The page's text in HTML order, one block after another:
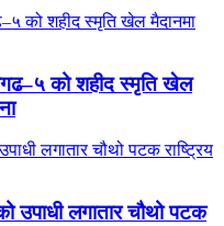
को शहीद स्मृति खेल
उपाधी लगातार चौथो पटक